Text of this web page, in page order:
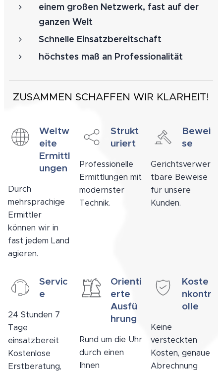
einem großen Netzwerk, fast auf der
ganzen Welt
Schnelle Einsatzbereitschaft
höchstes maß an Professionalität
ZUSAMMEN SCHAFFEN WIR KLARHEIT!
Weltw
eite
Ermittl
ungen
Durch
mehrsprachige
Ermittler
können wir in
fast jedem Land
agieren.
Strukt
uriert
Professionelle
Ermittlungen mit
modernster
Technik.
Bewei
se
Gerichtsverwer
tbare Beweise
für unsere
Kunden.
Servic
e
24 Stunden 7
Tage
einsatzbereit
Kostenlose
Erstberatung,
Orienti
erte
Ausfü
hrung
Rund um die Uhr
durch einen
Ihnen
Koste
nkontr
olle
Keine
versteckten
Kosten, genaue
Abrechnung